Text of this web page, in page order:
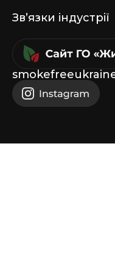
Звʼязки індустрії